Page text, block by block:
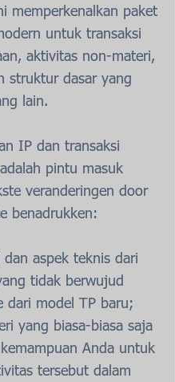
memperkenalkan paket
untuk transaksi
aktivitas non-materi,
struktur dasar yang
lain.
IP dan transaksi
pintu masuk
veranderingen door
benadrukken:
aspek teknis dari
tidak berwujud
dari model TP baru;
yang biasa-biasa saja
Anda untuk
tersebut dalam